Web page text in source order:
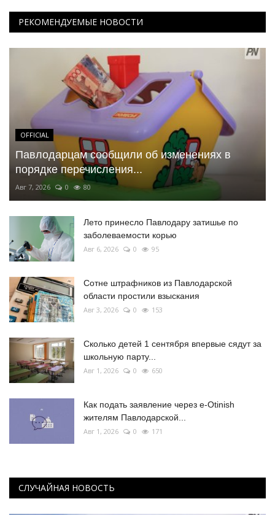
РЕКОМЕНДУЕМЫЕ НОВОСТИ
OFFICIAL
Павлодарцам сообщили об изменениях в
порядке перечисления...
Авг 7, 2026 0 80
Лето принесло Павлодару затишье по
заболеваемости корью
Авг 6, 2026 0 95
Сотне штрафников из Павлодарской
области простили взыскания
Авг 3, 2026 0 153
Сколько детей 1 сентября впервые сядут за
школьную парту...
Авг 1, 2026 0 650
Как подать заявление через e-Otinish
жителям Павлодарской...
Авг 1, 2026 0 171
СЛУЧАЙНАЯ НОВОСТЬ